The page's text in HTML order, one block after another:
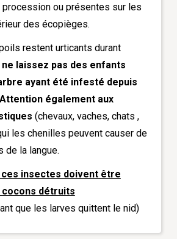
procession ou présentes sur les
des écopièges.
restent urticants durant
ne laissez pas des enfants
ayant été infesté depuis
Attention également aux
(chevaux, vaches, chats ,
les chenilles peuvent causer de
de la langue.
ces insectes doivent être
détruits
que les larves quittent le nid)